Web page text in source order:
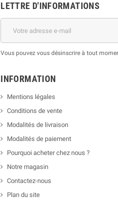
LETTRE D'INFORMATIONS
Vous pouvez vous désinscrire à tout
INFORMATION
Mentions légales
Conditions de vente
Modalités de livraison
Modalités de paiement
Pourquoi acheter chez nous ?
Notre magasin
Contactez-nous
Plan du site